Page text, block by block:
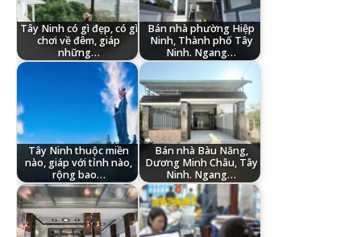
Tây Ninh có gì đẹp, có gì
chơi về đêm, giáp
những…
Bán nhà phường Hiệp
Ninh, Thành phố Tây
Ninh. Ngang…
Tây Ninh thuộc miền
nào, giáp với tỉnh nào,
rộng bao…
Bán nhà Bàu Năng,
Dương Minh Châu, Tây
Ninh. Ngang…